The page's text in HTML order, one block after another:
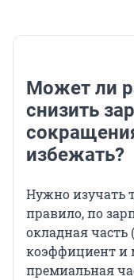
Может ли
снизить
избежать?
Нужно изучать
правило, по
окладная
коэффициент и
премиальная